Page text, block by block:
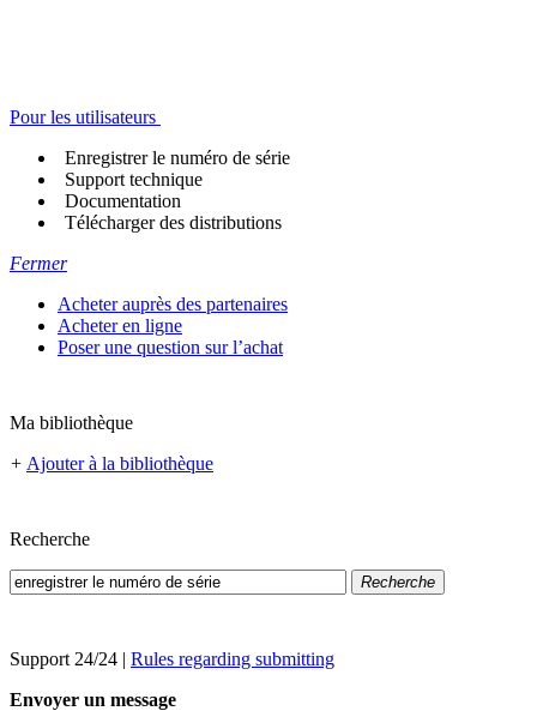
Pour les utilisateurs
Enregistrer le numéro de série
Support technique
Documentation
Télécharger des distributions
Fermer
Acheter auprès des partenaires
Acheter en ligne
Poser une question sur l’achat
Ma bibliothèque
+ Ajouter à la bibliothèque
Recherche
Recherche
Support 24/24 | Rules regarding submitting
Envoyer un message